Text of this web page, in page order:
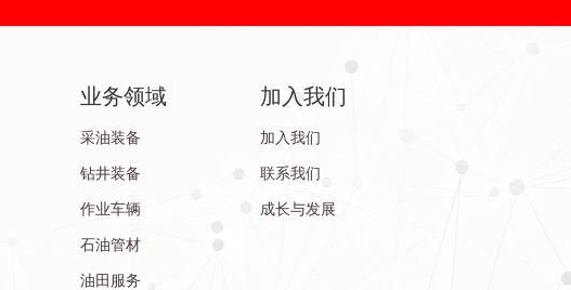
业务领域
采油装备
钻井装备
作业车辆
石油管材
油田服务
加入我们
加入我们
联系我们
成长与发展